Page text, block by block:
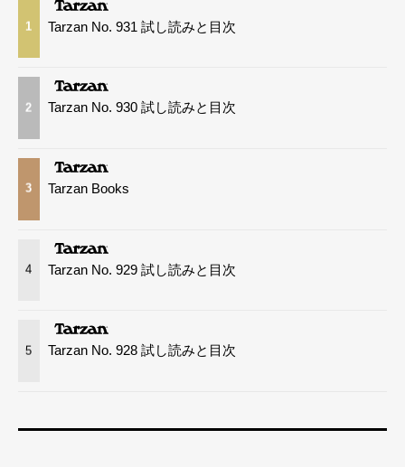
1 Tarzan No. 931 試し読みと目次
2 Tarzan No. 930 試し読みと目次
3 Tarzan Books
4 Tarzan No. 929 試し読みと目次
5 Tarzan No. 928 試し読みと目次